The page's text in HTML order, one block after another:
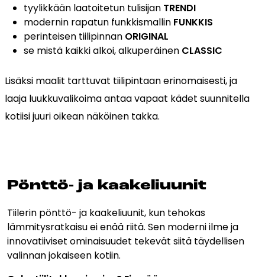
tyylikkään laatoitetun tulisijan TRENDI
modernin rapatun funkkismallin FUNKKIS
perinteisen tiilipinnan ORIGINAL
se mistä kaikki alkoi, alkuperäinen CLASSIC
Lisäksi maalit tarttuvat tiilipintaan erinomaisesti, ja
laaja luukkuvalikoima antaa vapaat kädet suunnitella
kotiisi juuri oikean näköinen takka.
Pönt­tö- ja kaa­ke­liuu­nit
Tiilerin pönttö- ja kaakeliuunit, kun tehokas
lämmitysratkaisu ei enää riitä. Sen moderni ilme ja
innovatiiviset ominaisuudet tekevät siitä täydellisen
valinnan jokaiseen kotiin.